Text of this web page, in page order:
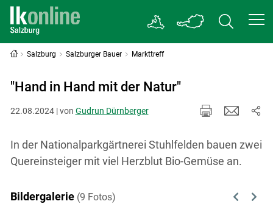
Salzburg Salzburger Bauer Markttreff
"Hand in Hand mit der Natur"
22.08.2024 | von Gudrun Dürnberger
In der Nationalparkgärtnerei Stuhlfelden bauen zwei
Quereinsteiger mit viel Herzblut Bio-Gemüse an.
Bildergalerie (9 Fotos)